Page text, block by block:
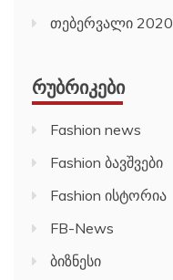
თებერვალი 2020
ᲠᲣᲑᲠᲘᲙᲔᲑᲘ
Fashion news
Fashion ბავშვები
Fashion ისტორია
FB-News
ბიზნესი